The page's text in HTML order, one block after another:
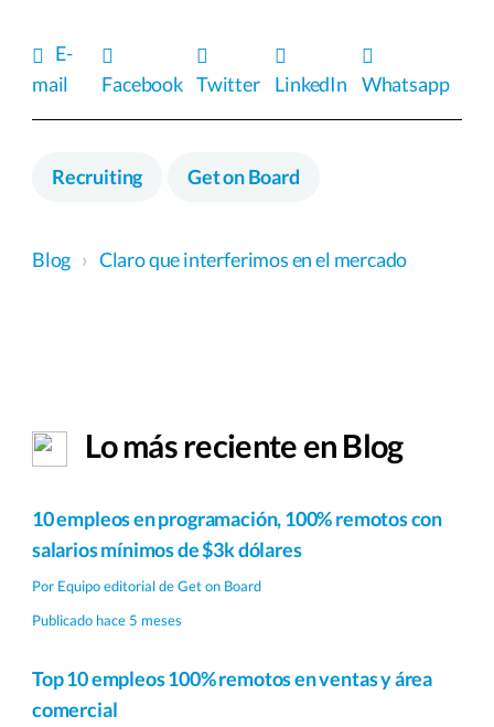
E-
mail
Facebook Twitter LinkedIn Whatsapp
Recruiting Get on Board
Blog › Claro que interferimos en el mercado
Lo más reciente en Blog
10 empleos en programación, 100% remotos con
salarios mínimos de $3k dólares
Por Equipo editorial de Get on Board
Publicado hace 5 meses
Top 10 empleos 100% remotos en ventas y área
comercial